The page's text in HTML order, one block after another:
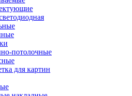
потолочные
для картин